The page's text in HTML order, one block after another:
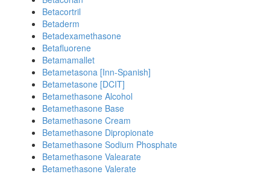
Betacortril
Betaderm
Betadexamethasone
Betafluorene
Betamamallet
Betametasona [Inn-Spanish]
Betametasone [DCIT]
Betamethasone Alcohol
Betamethasone Base
Betamethasone Cream
Betamethasone Dipropionate
Betamethasone Sodium Phosphate
Betamethasone Valearate
Betamethasone Valerate